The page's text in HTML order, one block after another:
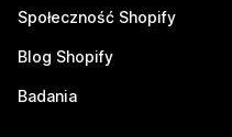
Społeczność Shopify
Blog Shopify
Badania